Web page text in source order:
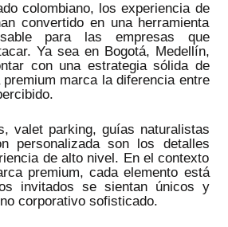
colombiano, los experiencia de
convertido en una herramienta
para las empresas que
Ya sea en Bogotá, Medellín,
con una estrategia sólida de
marca la diferencia entre
valet parking, guías naturalistas
personalizada son los detalles
de alto nivel. En el contexto
premium, cada elemento está
invitados se sientan únicos y
corporativo sofisticado.